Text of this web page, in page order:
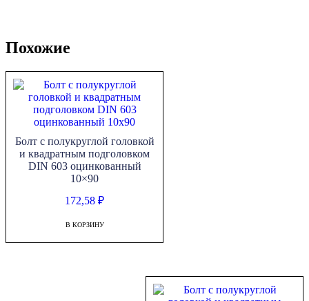
Похожие
Болт с полукруглой головкой
и квадратным подголовком
DIN 603 оцинкованный
10×90
172,58₽
В КОРЗИНУ